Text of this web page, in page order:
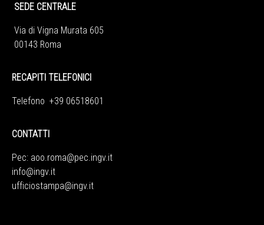
SEDE CENTRALE
Via di Vigna Murata 605
00143 Roma
RECAPITI TELEFONICI
Telefono +39 06518601
CONTATTI
Pec: aoo.roma@pec.ingv.it
info@ingv.it
ufficiostampa@ingv.it